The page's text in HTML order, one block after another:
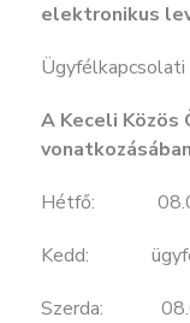
elektronikus
Ügyfélkapcsolati
A Keceli
Hétfő:
Kedd:
Szerda: